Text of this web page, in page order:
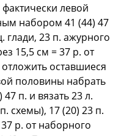
левой
набором 41 (44) 47
глади, 23 п. ажурного
15,5 см = 37 р. от
оставшиеся
половины набрать
п. и вязать 23 л.
схемы), 17 (20) 23 п.
р. от наборного